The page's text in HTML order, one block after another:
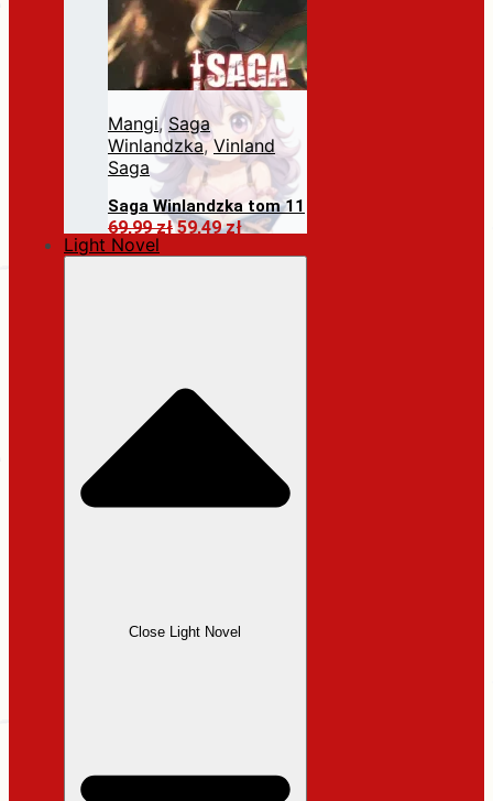
Mangi, Saga
Winlandzka, Vinland
Saga
Saga Winlandzka tom 11
69,99złPierwotna
59,49złAktualna
Dodaj do koszyka
Light Novel
Close Light Novel